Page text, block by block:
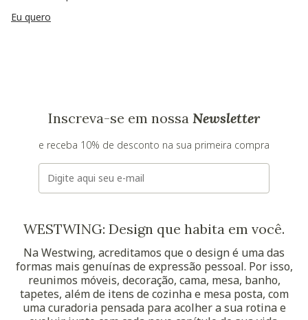
Eu quero
Inscreva-se em nossa Newsletter
e receba 10% de desconto na sua primeira compra
E-mail
WESTWING: Design que habita em você.
Na Westwing, acreditamos que o design é uma das
formas mais genuínas de expressão pessoal. Por isso,
reunimos móveis, decoração, cama, mesa, banho,
tapetes, além de itens de cozinha e mesa posta, com
uma curadoria pensada para acolher a sua rotina e